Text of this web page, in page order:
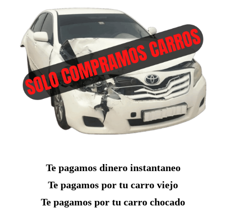
Te pagamos dinero instantaneo
Te pagamos por tu carro viejo
Te pagamos por tu carro chocado